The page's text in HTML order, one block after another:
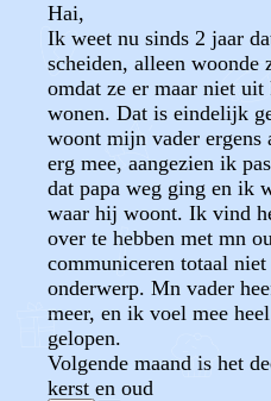
Hai,
Ik weet nu sinds 2 jaar
scheiden, alleen woonde
omdat ze er maar niet
wonen. Dat is eindelijk
woont mijn vader ergens
erg mee, aangezien ik
dat papa weg ging en ik
waar hij woont. Ik vind
over te hebben met mn
communiceren totaal
onderwerp. Mn vader
meer, en ik voel mee
gelopen.
Volgende maand is het
kerst en oud